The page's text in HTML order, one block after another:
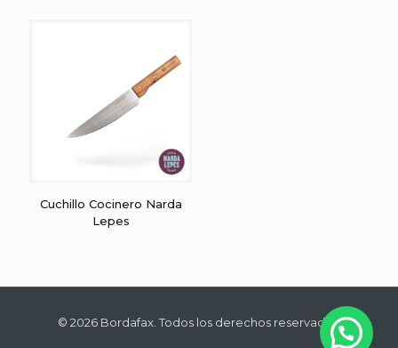
Cuchillo Cocinero Narda
Lepes
© 2026 Bordafax. Todos los derechos reservados.